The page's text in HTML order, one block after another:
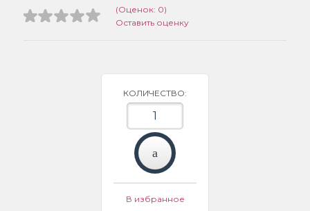
(Оценок: 0)
Оставить оценку
КОЛИЧЕСТВО:
В избранное